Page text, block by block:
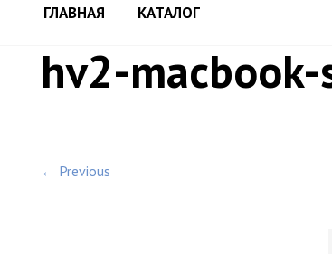
ГЛАВНАЯ КАТАЛОГ
hv2-
← Previous